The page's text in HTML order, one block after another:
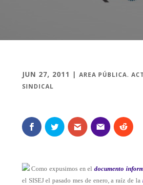
JUN 27, 2011 | AREA PÚBLICA.
SINDICAL
Como expusimos en eldocumento
el SISEJ el pasado mes de enero, a raíz de la